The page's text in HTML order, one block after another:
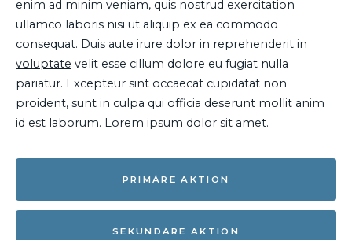
enim ad minim veniam, quis nostrud exercitation
ullamco laboris nisi ut aliquip ex ea commodo
consequat. Duis aute irure dolor in reprehenderit in
voluptate velit esse cillum dolore eu fugiat nulla
pariatur. Excepteur sint occaecat cupidatat non
proident, sunt in culpa qui officia deserunt mollit anim
id est laborum. Lorem ipsum dolor sit amet.
PRIMÄRE AKTION
SEKUNDÄRE AKTION